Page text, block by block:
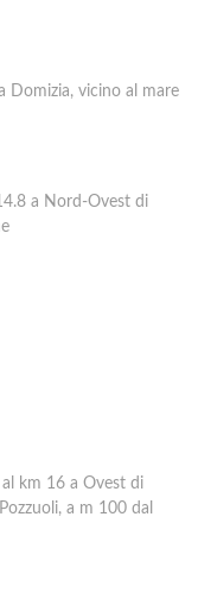
Domizia, vicino al mare
a Nord-Ovest di
km 16 a Ovest di
a m 100 dal